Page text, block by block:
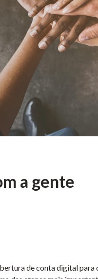
a gente
de conta digital